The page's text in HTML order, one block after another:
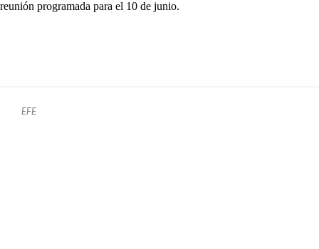
reunión programada para el 10 de junio.
EFE